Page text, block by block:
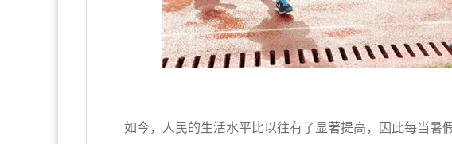
如今，人民的生活水平比以往有了显著提高，因此每当暑